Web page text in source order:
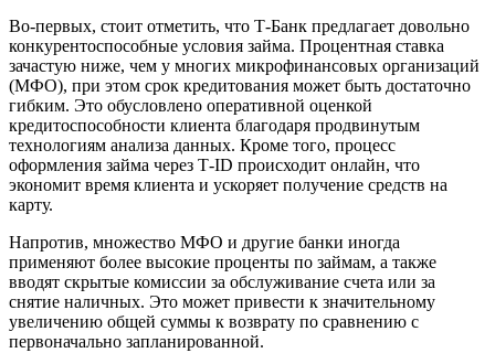
Во-первых, стоит отметить, что Т-Банк предлагает довольно
конкурентоспособные условия займа. Процентная ставка
зачастую ниже, чем у многих микрофинансовых организаций
(МФО), при этом срок кредитования может быть достаточно
гибким. Это обусловлено оперативной оценкой
кредитоспособности клиента благодаря продвинутым
технологиям анализа данных. Кроме того, процесс
оформления займа через Т-ID происходит онлайн, что
экономит время клиента и ускоряет получение средств на
карту.
Напротив, множество МФО и другие банки иногда
применяют более высокие проценты по займам, а также
вводят скрытые комиссии за обслуживание счета или за
снятие наличных. Это может привести к значительному
увеличению общей суммы к возврату по сравнению с
первоначально запланированной.